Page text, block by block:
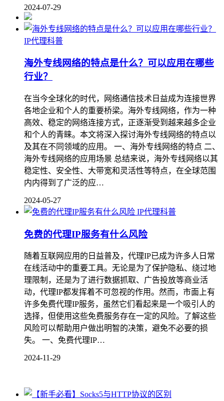
2024-07-29
IP代理科普
海外专线网络的特点是什么？可以应用在哪些
行业？
在当今全球化的时代，网络通信技术日益成为连接世界
各地企业和个人的重要桥梁。海外专线网络，作为一种
高效、稳定的网络连接方式，正逐渐受到越来越多企业
和个人的青睐。本文将深入探讨海外专线网络的特点以
及其在不同领域的应用。 一、海外专线网络的特点 二、
海外专线网络的应用场景 总结来说，海外专线网络以其
稳定性、安全性、大带宽和灵活性等特点，在全球范围
内内得到了广泛的应…
2024-05-27
IP代理科普
免费的代理IP服务有什么风险
随着互联网应用的日益普及，代理IP已成为许多人日常
在线活动中的重要工具。无论是为了保护隐私、绕过地
理限制，还是为了进行数据抓取、广告投放等商业活
动，代理IP都发挥着不可忽视的作用。然而，市面上有
许多免费代理IP服务，虽然它们看起来是一个吸引人的
选择，但使用这些免费服务存在一定的风险。了解这些
风险可以帮助用户做出明智的决策，避免不必要的损
失。 一、免费代理IP…
2024-11-29